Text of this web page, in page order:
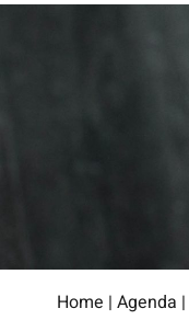
Home | Agenda |